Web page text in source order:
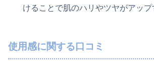
けることで肌のハリやツヤがアップ
使用感に関する口コミ